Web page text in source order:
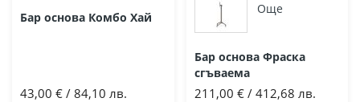
Бар основа Комбо Хай
43,00 € / 84,10 лв.
Още
Бар основа Фраска
сгъваема
211,00 € / 412,68 лв.